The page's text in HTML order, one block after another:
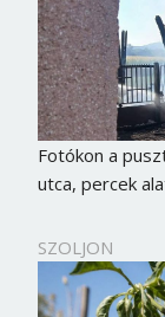
Fotókon a
utca, percek
SZOLJON